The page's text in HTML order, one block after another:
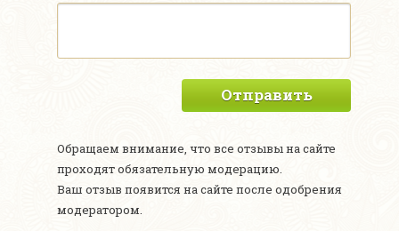
Отправить
Обращаем внимание, что все отзывы на сайте
проходят обязательную модерацию.
Ваш отзыв появится на сайте после одобрения
модератором.